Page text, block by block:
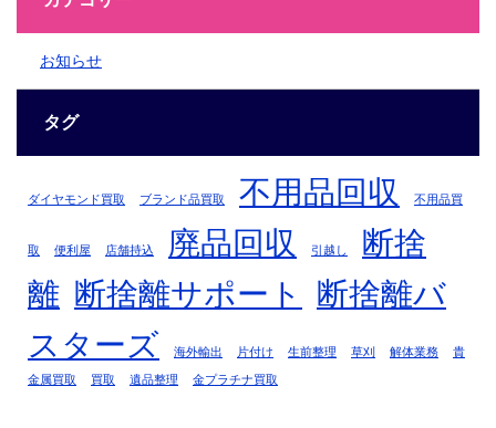
お知らせ
タグ
ダイヤモンド買取 ブランド品買取 不用品回収 不用品買
取 便利屋 店舗持込 廃品回収 引越し
断捨
離 断捨離サポート
断捨離バ
スターズ
海外輸出 片付け 生前整理 草刈 解体業務 貴
金属買取 買取 遺品整理 金プラチナ買取